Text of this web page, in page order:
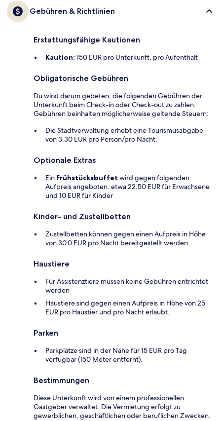
Gebühren & Richtlinien
Erstattungsfähige Kautionen
Kaution: 150 EUR pro Unterkunft, pro Aufenthalt
Obligatorische Gebühren
Du wirst darum gebeten, die folgenden Gebühren der
Unterkunft beim Check-in oder Check-out zu zahlen.
Gebühren beinhalten möglicherweise geltende Steuern:
Die Stadtverwaltung erhebt eine Tourismusabgabe
von 3.30 EUR pro Person/pro Nacht.
Optionale Extras
Ein Frühstücksbuffet wird gegen folgenden
Aufpreis angeboten: etwa 22.50 EUR für Erwachsene
und 10 EUR für Kinder
Kinder- und Zustellbetten
Zustellbetten können gegen einen Aufpreis in Höhe
von 30.0 EUR pro Nacht bereitgestellt werden.
Haustiere
Für Assistenztiere müssen keine Gebühren entrichtet
werden
Haustiere sind gegen einen Aufpreis in Höhe von 25
EUR pro Haustier und pro Nacht erlaubt.
Parken
Parkplätze sind in der Nähe für 15 EUR pro Tag
verfügbar (150 Meter entfernt).
Bestimmungen
Diese Unterkunft wird von einem professionellen
Gastgeber verwaltet. Die Vermietung erfolgt zu
gewerblichen, geschäftlichen oder beruflichen Zwecken.